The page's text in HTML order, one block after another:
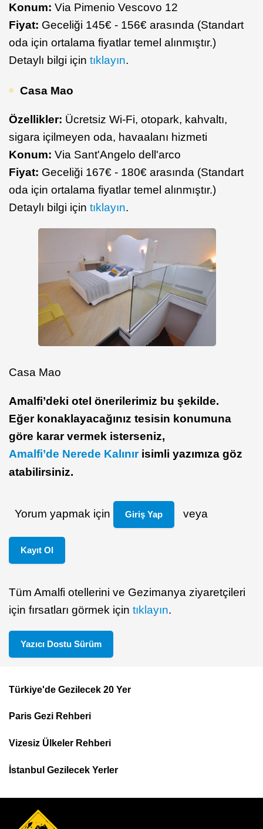
Konum: Via Pimenio Vescovo 12
Fiyat: Geceliği 145€ - 156€ arasında (Standart
oda için ortalama fiyatlar temel alınmıştır.)
Detaylı bilgi için tıklayın.
Casa Mao
Özellikler: Ücretsiz Wi-Fi, otopark, kahvaltı,
sigara içilmeyen oda, havaalanı hizmeti
Konum: Via Sant'Angelo dell'arco
Fiyat: Geceliği 167€ - 180€ arasında (Standart
oda için ortalama fiyatlar temel alınmıştır.)
Detaylı bilgi için tıklayın.
Casa Mao
Amalfi’deki otel önerilerimiz bu şekilde.
Eğer konaklayacağınız tesisin konumuna
göre karar vermek isterseniz,
Amalfi’de Nerede Kalınırisimli yazımıza göz
atabilirsiniz.
Yorum yapmak için Giriş Yap veya
Kayıt Ol
Tüm Amalfi otellerini ve Gezimanya ziyaretçileri
için fırsatları görmek için tıklayın.
Yazıcı Dostu Sürüm
Footer
Top
Menu
Türkiye'de Gezilecek 20 Yer
Paris Gezi Rehberi
Vizesiz Ülkeler Rehberi
İstanbul Gezilecek Yerler